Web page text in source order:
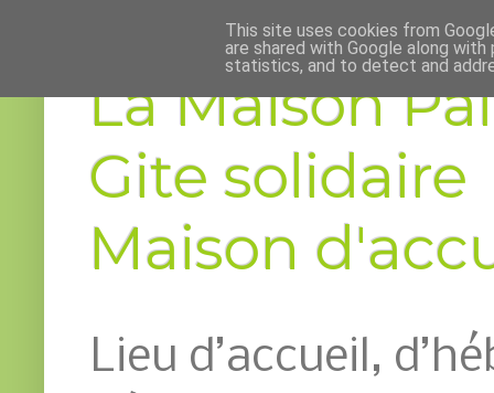
La Maison
Gite solidaire
Maison
Lieu d’accueil,
This site uses cookies from
are shared with Google along
statistics, and to detect and